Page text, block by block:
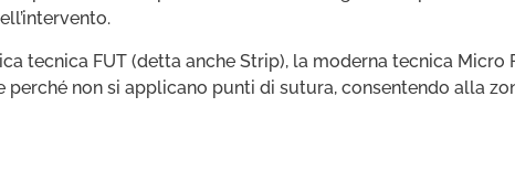
tecnica FUT (detta anche Strip), la moderna tecnica Micro
non si applicano punti di sutura, consentendo alla